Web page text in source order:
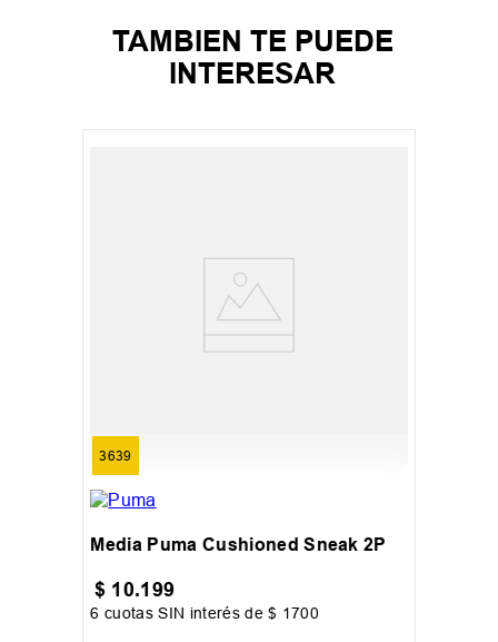
TAMBIEN TE PUEDE
INTERESAR
3639
Media Puma Cushioned Sneak 2P
$ 10.199
6 cuotas SIN interés de$ 1700